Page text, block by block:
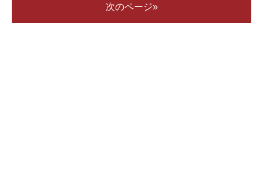
次のページ»